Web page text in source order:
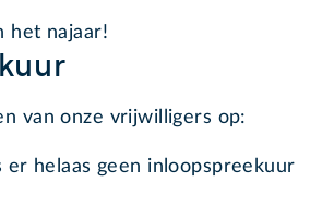
het najaar!
van onze vrijwilligers op:
helaas geen inloopspreekuur